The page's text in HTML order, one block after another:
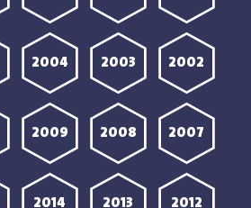
2002
2003
2004
2007
2008
2009